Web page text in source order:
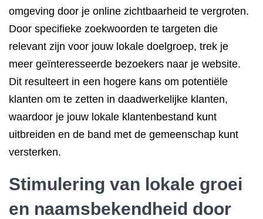
omgeving door je online zichtbaarheid te vergroten.
Door specifieke zoekwoorden te targeten die
relevant zijn voor jouw lokale doelgroep, trek je
meer geïnteresseerde bezoekers naar je website.
Dit resulteert in een hogere kans om potentiële
klanten om te zetten in daadwerkelijke klanten,
waardoor je jouw lokale klantenbestand kunt
uitbreiden en de band met de gemeenschap kunt
versterken.
Stimulering van lokale groei
en naamsbekendheid door